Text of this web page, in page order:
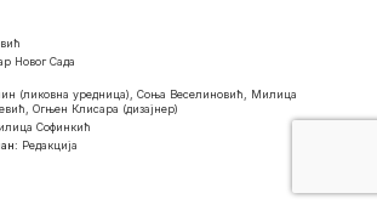
Новог Сада
(ликовна уредница), Соња Веселиновић, Милица
Огњен Клисара (дизајнер)
Софинкић
Редакција